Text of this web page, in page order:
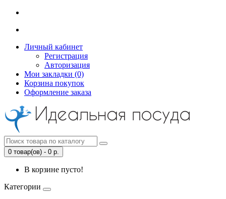
Личный кабинет
Регистрация
Авторизация
Мои закладки (0)
Корзина покупок
Оформление заказа
0 товар(ов) - 0 р.
В корзине пусто!
Категории